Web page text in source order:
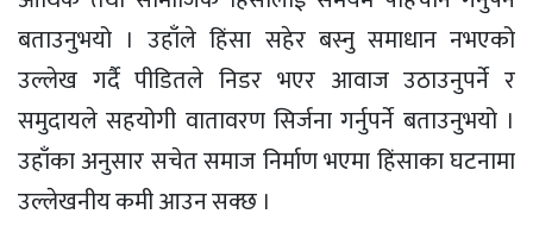
बताउनुभयो । उहाँले हिंसा सहेर बस्नु समाधान नभएको
उल्लेख गर्दै पीडितले निडर भएर आवाज उठाउनुपर्ने र
समुदायले सहयोगी वातावरण सिर्जना गर्नुपर्ने बताउनुभयो ।
उहाँका अनुसार सचेत समाज निर्माण भएमा हिंसाका घटनामा
उल्लेखनीय कमी आउन सक्छ ।